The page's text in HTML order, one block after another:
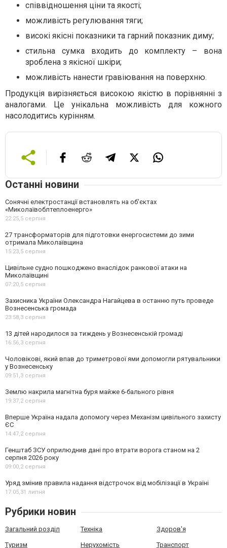
співвідношення ціни та якості;
можливість регулювання тяги;
високі якісні показники та гарний показник диму;
стильна сумка входить до комплекту – вона
зроблена з якісної шкіри;
можливість нанести гравіювання на поверхню.
Продукція вирізняється високою якістю в порівнянні з
аналогами. Це унікальна можливість для кожного
насолодитись курінням.
Останні новини
Сонячні електростанції встановлять на об'єктах
«Миколаївоблтеплоенерго»
22:25,5 серпня
27 трансформаторів для підготовки енергосистеми до зими
отримала Миколаївщина
15:23,5 серпня
Цивільне судно пошкоджено внаслідок ранкової атаки на
Миколаївщині
07:20,5 серпня
Захисника України Олександра Нагайцева в останню путь проведе
Вознесенська громада
23:58,3 серпня
13 дітей народилося за тиждень у Вознесенській громаді
16:56,3 серпня
Чоловікові, який впав до триметрової ями допомогли рятувальники
у Вознесенську
09:51,3 серпня
Землю накрила магнітна буря майже 6-бального рівня
19:37,2 серпня
Вперше Україна надала допомогу через Механізм цивільного захисту
ЄС
14:47,2 серпня
Генштаб ЗСУ оприлюднив дані про втрати ворога станом на 2
серпня 2026 року
09:00,2 серпня
Уряд змінив правила надання відстрочок від мобілізації в Україні
17:05,31 липня
Рубрики новин
Загальний розділ Техніка Здоров'я
Туризм Нерухомість Транспорт